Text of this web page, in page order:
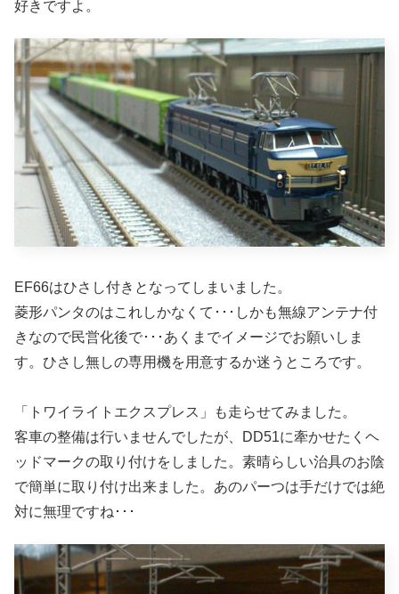
好きですよ。
EF66はひさし付きとなってしまいました。
菱形パンタのはこれしかなくて･･･しかも無線アンテナ付
きなので民営化後で･･･あくまでイメージでお願いしま
す。ひさし無しの専用機を用意するか迷うところです。
「トワイライトエクスプレス」も走らせてみました。
客車の整備は行いませんでしたが、DD51に牽かせたくヘ
ッドマークの取り付けをしました。素晴らしい治具のお陰
で簡単に取り付け出来ました。あのパーつは手だけでは絶
対に無理ですね･･･